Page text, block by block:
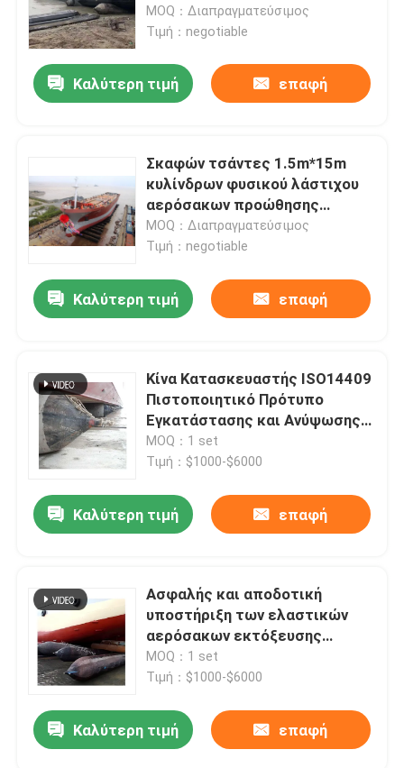
αερόσακων με το
πιστοποιητικό του BV
MOQ：Διαπραγματεύσιμος
Τιμή：negotiable
Καλύτερη τιμή επαφή
Σκαφών τσάντες 1.5m*15m
κυλίνδρων φυσικού λάστιχου
αερόσακων προώθησης
επιπλέουσες θαλάσσιες
MOQ：Διαπραγματεύσιμος
Τιμή：negotiable
Καλύτερη τιμή επαφή
Κίνα Κατασκευαστής ISO14409
Πιστοποιητικό Πρότυπο
Εγκατάστασης και Ανύψωσης
πλοίων Ναυτικά ελαστικά
αερόσακοι
MOQ：1 set
Τιμή：$1000-$6000
Καλύτερη τιμή επαφή
Ασφαλής και αποδοτική
υποστήριξη των ελαστικών
αερόσακων εκτόξευσης
πλοίων ΒΒ/CCS Πιστοποιητικό
MOQ：1 set
Τιμή：$1000-$6000
Καλύτερη τιμή επαφή